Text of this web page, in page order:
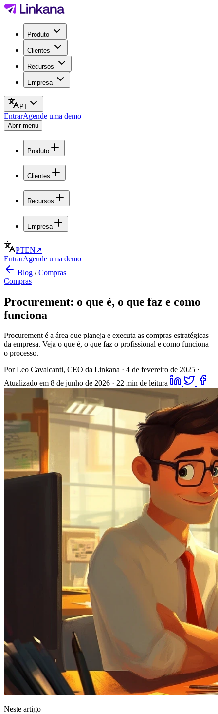
Produto
Clientes
Recursos
Empresa
PT
EntrarAgende uma demo
Abrir menu
Produto
Clientes
Recursos
Empresa
PTEN↗
EntrarAgende uma demo
Blog /Compras
Compras
Procurement: o que é, o que faz e como
funciona
Procurement é a área que planeja e executa as compras estratégicas
da empresa. Veja o que é, o que faz o profissional e como funciona
o processo.
Por Leo Cavalcanti, CEO da Linkana · 4 de fevereiro de 2025 ·
Atualizado em 8 de junho de 2026 · 22 min de leitura
Neste artigo